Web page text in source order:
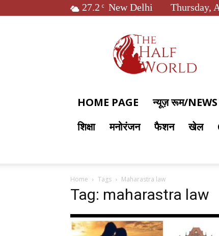
27.2 C New Delhi Thursday,
World
HOME PAGE न्यूज़ रूम/
शिक्षा
मनोरंजन फैशन खेल
Home Tags Maharastra law
Tag: maharastra law